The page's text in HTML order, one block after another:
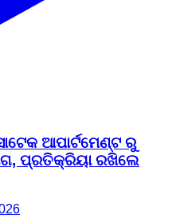
ଆପାର୍ଟମେଣ୍ଟ ରୁ
ପ୍ରତିକ୍ରିୟା ରଖିଲେ